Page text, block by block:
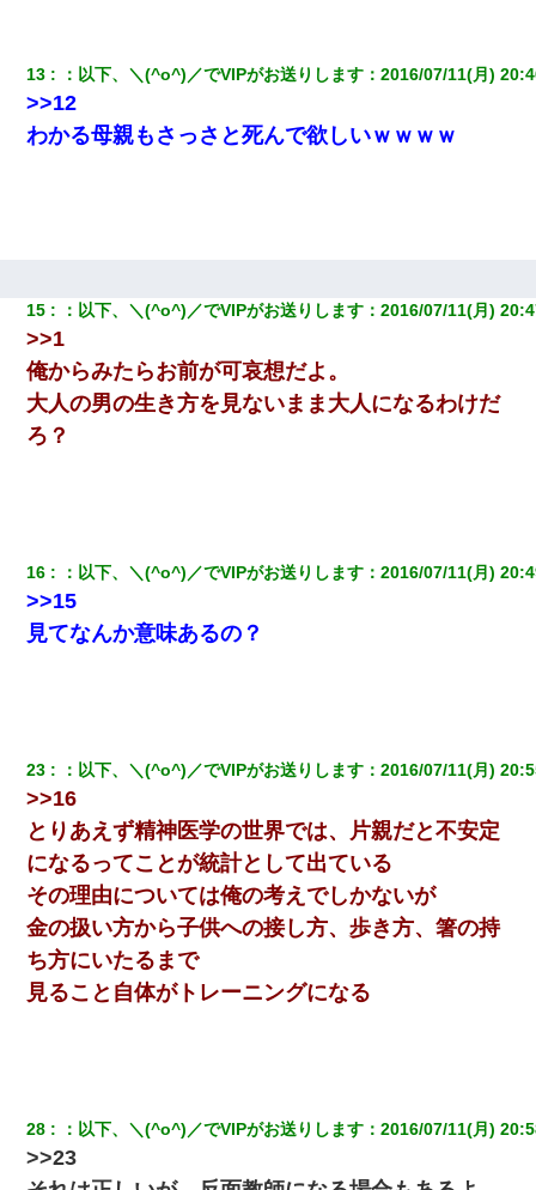
夫に癌の余命宣告。その闘病中に長女から信じられない言葉を受
けた
[緊急]ベロベロの女に声をかけて行為してきた結果
13 ： 以下、＼(^o^)／でVIPがお送りします ：2016/07/11(月)
>>12
わかる母親もさっさと死んで欲しいｗｗｗｗ
15 ： 以下、＼(^o^)／でVIPがお送りします ：2016/07/11(月)
>>1
俺からみたらお前が可哀想だよ。
大人の男の生き方を見ないまま大人になるわけだ
ろ？
16 ： 以下、＼(^o^)／でVIPがお送りします ：2016/07/11(月)
>>15
見てなんか意味あるの？
23 ： 以下、＼(^o^)／でVIPがお送りします ：2016/07/11(月)
>>16
とりあえず精神医学の世界では、片親だと不安定
になるってことが統計として出ている
その理由については俺の考えでしかないが
金の扱い方から子供への接し方、歩き方、箸の持
ち方にいたるまで
見ること自体がトレーニングになる
28 ： 以下、＼(^o^)／でVIPがお送りします ：2016/07/11(月)
>>23